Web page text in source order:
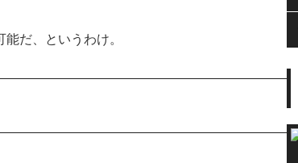
だ、というわけ。